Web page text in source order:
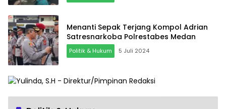
Menanti Sepak Terjang Kompol Adrian
Satresnarkoba Polrestabes Medan
Politik & Hukum 5 Juli 2024